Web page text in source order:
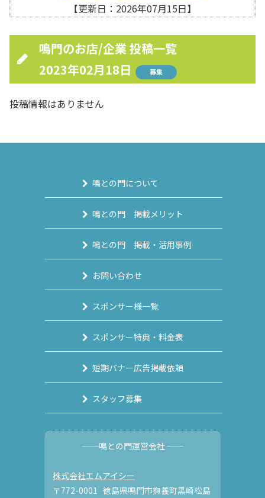
【更新日：2026年07月15日】
鳴門のお店/企業 投稿一覧
2023年02月18日
募集
投稿情報はありません
鳴との門について
鳴との門 掲載メリット
鳴との門 掲載・活用事例
お問い合わせ
スポンサー様一覧
スポンサー特典・料金表
短期バナー広告掲載依頼
スタッフ募集
──鳴との門運営会社 ──
株式会社エムアイシー
〒772-0001 徳島県鳴門市撫養町黒崎松島